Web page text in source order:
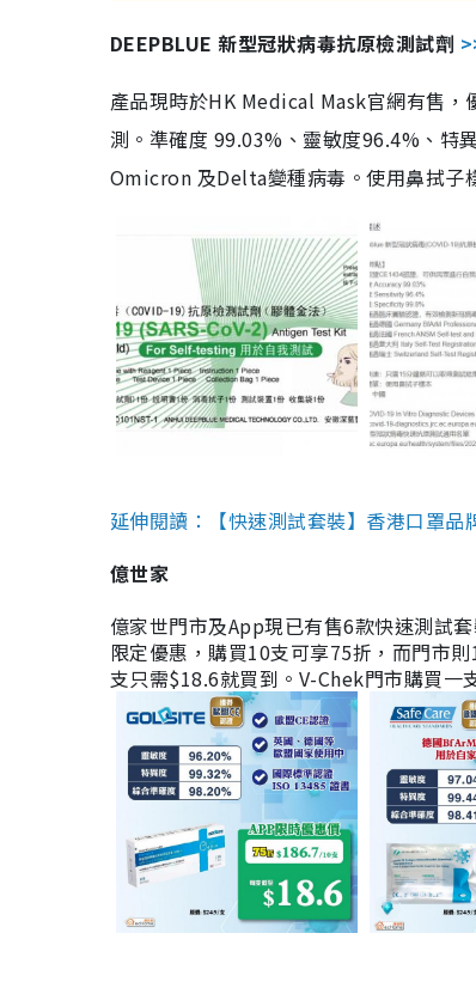
DEEPBLUE 新型冠狀病毒抗原檢測試劑
產品現時於HK Medical Mask官網有售
測。準確度 99.03%、靈敏度96.4%、特
Omicron 及Delta變種病毒。使用鼻拭子
延伸閱讀：【快速測試套裝】香港口罩
億世家
億家世門市及App現已有售6款快速測試
限定優惠，購買10支可享75折，而門市
支只需$18.6就買到。V-Chek門市購買一